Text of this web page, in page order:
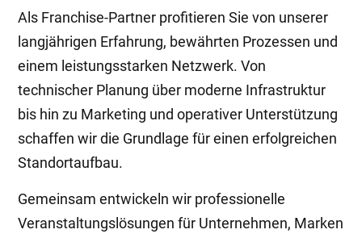
Als Franchise-Partner profitieren Sie von unserer
langjährigen Erfahrung, bewährten Prozessen und
einem leistungsstarken Netzwerk. Von
technischer Planung über moderne Infrastruktur
bis hin zu Marketing und operativer Unterstützung
schaffen wir die Grundlage für einen erfolgreichen
Standortaufbau.
Gemeinsam entwickeln wir professionelle
Veranstaltungslösungen für Unternehmen, Marken